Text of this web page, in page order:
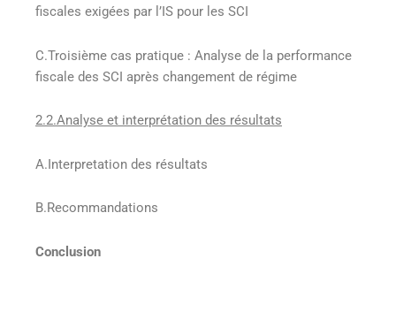
fiscales exigées par l’IS pour les SCI
C.Troisième cas pratique : Analyse de la performance
fiscale des SCI après changement de régime
2.2.Analyse et interprétation des résultats
A.Interpretation des résultats
B.Recommandations
Conclusion